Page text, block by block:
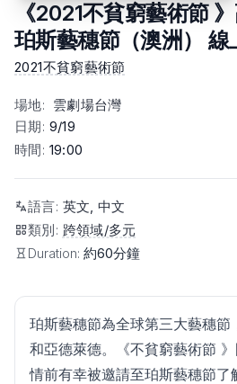
《2021不貧窮藝術節
珀斯藝穗節（澳洲） 線
2021不貧窮藝術節
場地: 雲劇場台灣
日期: 9/19
時間: 19:00
語言: 英文, 中文
類別: 跨領域/多元
Duration: 約60分鐘
珀斯藝穗節為全球第三大藝穗節
和亞德萊德。《不貧窮藝術節
情前有幸被邀請至珀斯藝穗節了